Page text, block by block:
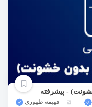
- پیشرفته
فهیمه ظهوری